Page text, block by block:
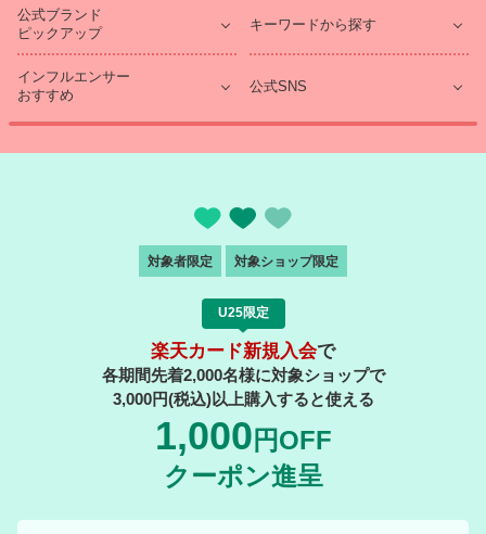
公式ブランド
ピックアップ
キーワードから探す
インフルエンサー
おすすめ
公式SNS
対象者限定 対象ショップ限定
U25限定
楽天カード新規入会で
各期間先着2,000名様に対象ショップで
3,000円(税込)以上購入すると使える
1,000 円OFF
クーポン進呈